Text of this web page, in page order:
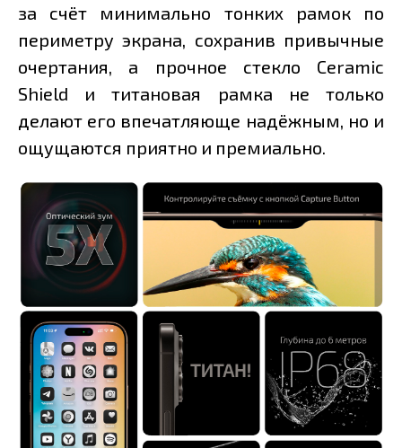
за счёт минимально тонких рамок по
периметру экрана, сохранив привычные
очертания, а прочное стекло Ceramic
Shield и титановая рамка не только
делают его впечатляюще надёжным, но и
ощущаются приятно и премиально.